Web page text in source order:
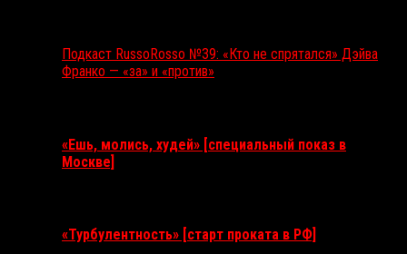
Подкаст RussoRosso №39: «Кто не спрятался» Дэйва
Франко — «за» и «против»
«Ешь, молись, худей» [специальный показ в
Москве]
«Турбулентность» [старт проката в РФ]